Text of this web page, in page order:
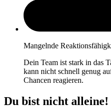
Mangelnde
Dein Team ist stark in das
kann nicht schnell genug
Chancen reagieren.
Du bist nicht alleine!